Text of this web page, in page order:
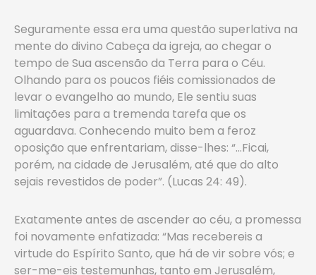
Seguramente essa era uma questão superlativa na
mente do divino Cabeça da igreja, ao chegar o
tempo de Sua ascensão da Terra para o Céu.
Olhando para os poucos fiéis comissionados de
levar o evangelho ao mundo, Ele sentiu suas
limitações para a tremenda tarefa que os
aguardava. Conhecendo muito bem a feroz
oposição que enfrentariam, disse-lhes: “…Ficai,
porém, na cidade de Jerusalém, até que do alto
sejais revestidos de poder”. (Lucas 24: 49).
Exatamente antes de ascender ao céu, a promessa
foi novamente enfatizada: “Mas recebereis a
virtude do Espírito Santo, que há de vir sobre vós; e
ser-me-eis testemunhas, tanto em Jerusalém,